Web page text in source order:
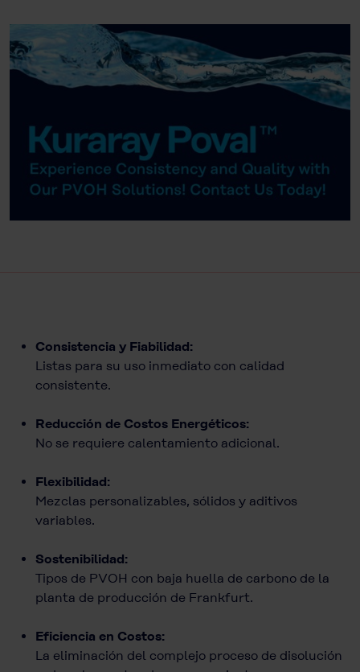
Consistencia y Fiabilidad:
Listas para su uso inmediato con calidad
consistente.
Reducción de Costos Energéticos:
No se requiere calentamiento adicional.
Flexibilidad:
Mezclas personalizables, sólidos y aditivos
variables.
Sostenibilidad:
Tipos de PVOH con baja huella de carbono de la
planta de producción de Frankfurt.
Eficiencia en Costos:
La eliminación del complejo proceso de disolución